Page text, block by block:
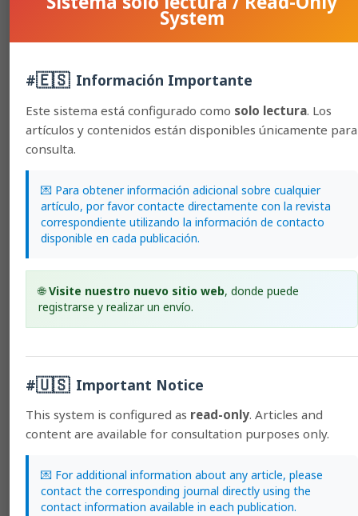
Technical Notes
Conditioning of mealybug (Hemiptera: Pseudococcidae)
Melissa Palma-Jiménez, Mónica Blanco-Meneses
PDF (Español (España))
HTML (Español (España))
Analyzes and Comments
Mixtures of organic and inorganic substrates, particle
size and proportion.
365-372
Reconnection production-consumption: change to
achieve food and nutritional security, as well as rural
development.
Shirley Rodríguez-González, Sergio Schneider, Gabriela Coelho-de-
Souza
System
#🇪🇸 Información Importante
Este sistema está configurado como solo lectura. Los
artículos y contenidos están disponibles únicamente para
consulta.
💌 Para obtener información adicional sobre cualquier
artículo, por favor contacte directamente con la revista
correspondiente utilizando la información de contacto
disponible en cada publicación.
🌐Visite nuestro nuevo sitio web, donde puede
registrarse y realizar un envío.
#🇺🇸 Important Notice
This system is configured as read-only. Articles and
content are available for consultation purposes only.
💌 For additional information about any article, please
contact the corresponding journal directly using the
contact information available in each publication.